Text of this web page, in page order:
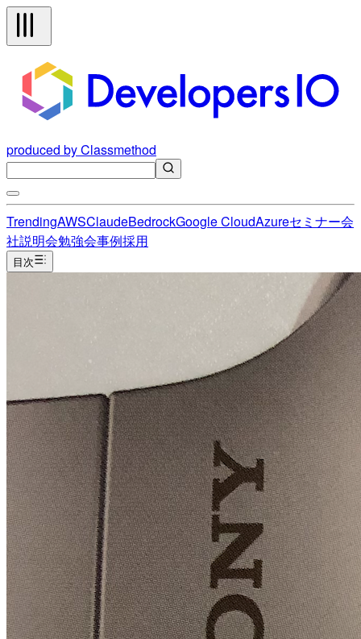
produced by Classmethod
TrendingAWSClaudeBedrockGoogle CloudAzureセミナー会
社説明会勉強会事例採用
目次